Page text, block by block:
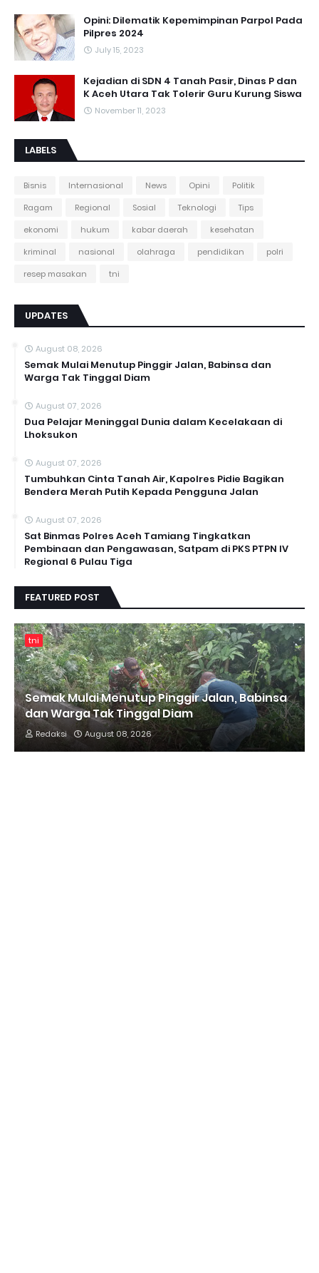
Opini: Dilematik Kepemimpinan Parpol Pada
Pilpres 2024
July 15, 2023
Kejadian di SDN 4 Tanah Pasir, Dinas P dan
K Aceh Utara Tak Tolerir Guru Kurung Siswa
November 11, 2023
LABELS
Bisnis Internasional News Opini
Politik
Ragam
Regional Sosial Teknologi
Tips
ekonomi
hukum kabar daerah
kesehatan
kriminal
nasional olahraga pendidikan
polri
resep masakan
tni
UPDATES
August 08, 2026
Semak Mulai Menutup Pinggir Jalan, Babinsa dan
Warga Tak Tinggal Diam
August 07, 2026
Dua Pelajar Meninggal Dunia dalam Kecelakaan di
Lhoksukon
August 07, 2026
Tumbuhkan Cinta Tanah Air, Kapolres Pidie Bagikan
Bendera Merah Putih Kepada Pengguna Jalan ‎
August 07, 2026
Sat Binmas Polres Aceh Tamiang Tingkatkan
Pembinaan dan Pengawasan, Satpam di PKS PTPN IV
Regional 6 Pulau Tiga
FEATURED POST
tni
Semak Mulai Menutup Pinggir Jalan, Babinsa
dan Warga Tak Tinggal Diam
Redaksi August 08, 2026